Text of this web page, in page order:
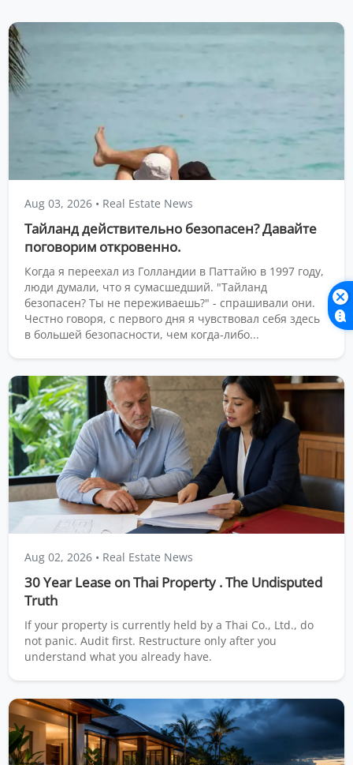
Aug 03, 2026 • Real Estate News
Тайланд действительно безопасен? Давайте
поговорим откровенно.
Когда я переехал из Голландии в Паттайю в 1997 году,
люди думали, что я сумасшедший. "Тайланд
безопасен? Ты не переживаешь?" - спрашивали они.
Честно говоря, с первого дня я чувствовал себя здесь
в большей безопасности, чем когда-либо...
Aug 02, 2026 • Real Estate News
30 Year Lease on Thai Property . The Undisputed
Truth
If your property is currently held by a Thai Co., Ltd., do
not panic. Audit first. Restructure only after you
understand what you already have.